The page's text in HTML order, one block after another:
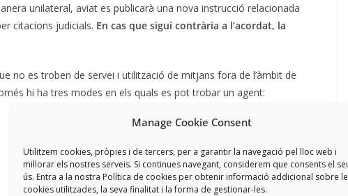
Manage Cookie Consent
Utilitzem cookies, pròpies i de tercers, per a garantir la navegació pel lloc web i
millorar els nostres serveis. Si continues navegant, considerem que consents el
ús. Entra a la nostra Política de cookies per obtenir informació addicional sobre
cookies utilitzades, la seva finalitat i la forma de gestionar-les.
unilateral, aviat es publicarà una nova instrucció relacionada
citacions judicials. En cas que sigui contrària a l’acordat, la
no es troben de servei i utilització de mitjans fora de l’àmbit de
hi ha tres modes en els quals es pot trobar un agent: